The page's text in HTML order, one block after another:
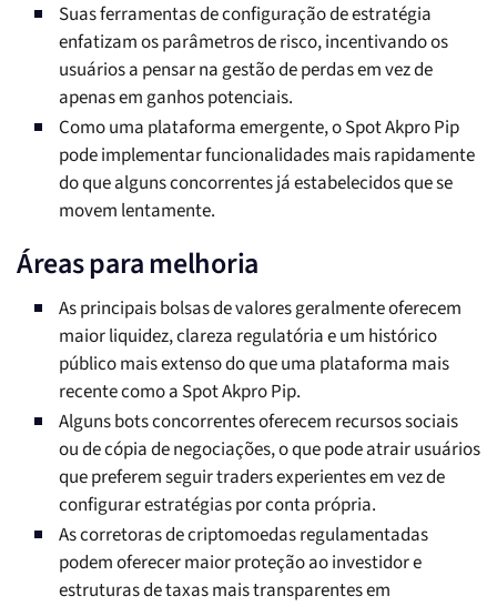
Suas ferramentas de configuração de estratégia
enfatizam os parâmetros de risco, incentivando os
usuários a pensar na gestão de perdas em vez de
apenas em ganhos potenciais.
Como uma plataforma emergente, o Spot Akpro Pip
pode implementar funcionalidades mais rapidamente
do que alguns concorrentes já estabelecidos que se
movem lentamente.
Áreas para melhoria
As principais bolsas de valores geralmente oferecem
maior liquidez, clareza regulatória e um histórico
público mais extenso do que uma plataforma mais
recente como a Spot Akpro Pip.
Alguns bots concorrentes oferecem recursos sociais
ou de cópia de negociações, o que pode atrair usuários
que preferem seguir traders experientes em vez de
configurar estratégias por conta própria.
As corretoras de criptomoedas regulamentadas
podem oferecer maior proteção ao investidor e
estruturas de taxas mais transparentes em